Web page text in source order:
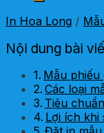
In Hoa Long /
Nội dung bài
Mẫu phiếu
Các loại
Tiêu
Lợi ích khi